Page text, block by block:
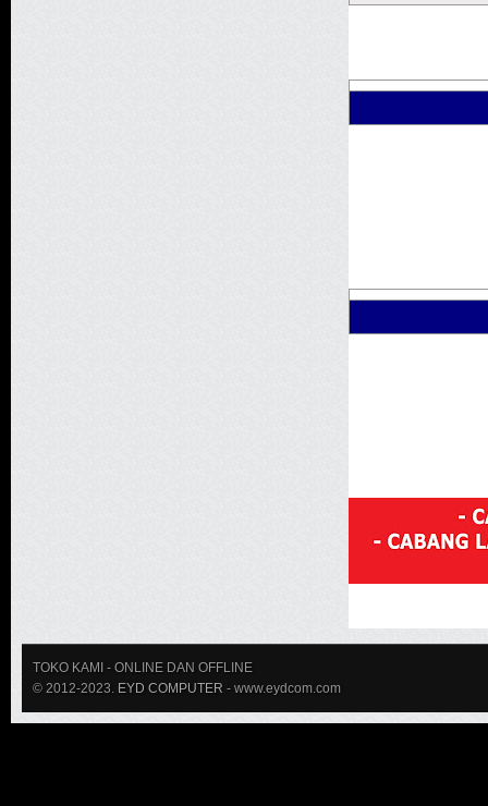
TOKO KAMI - ONLINE DAN OFFLINE
© 2012-2023. EYD COMPUTER - www.eydcom.com